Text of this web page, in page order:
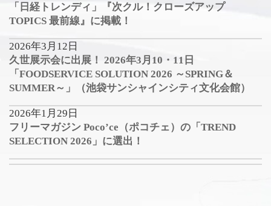
「日経トレンディ」『次クル！クローズアップ
TOPICS 最前線』に掲載！
2026年3月12日
久世展示会に出展！ 2026年3月10・11日
「FOODSERVICE SOLUTION 2026 ～SPRING＆
SUMMER～」（池袋サンシャインシティ文化会館）
2026年1月29日
フリーマガジン Poco’ce（ポコチェ）の「TREND
SELECTION 2026」に選出！